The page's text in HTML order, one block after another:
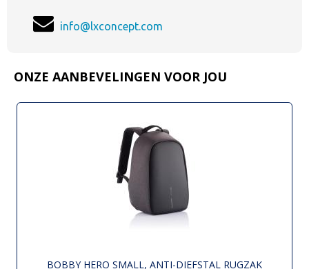
info@lxconcept.com
ONZE AANBEVELINGEN VOOR JOU
BOBBY HERO SMALL, ANTI-DIEFSTAL RUGZAK